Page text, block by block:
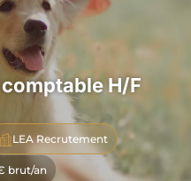
H/F
LEA Recrutement
brut/an